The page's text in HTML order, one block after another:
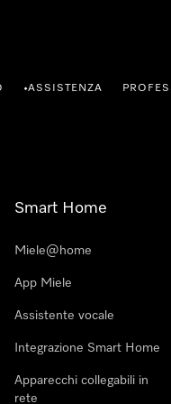
•ASSISTENZA
Smart Home
Miele@home
App Miele
Assistente vocale
Integrazione Smart Home
Apparecchi collegabili in
rete